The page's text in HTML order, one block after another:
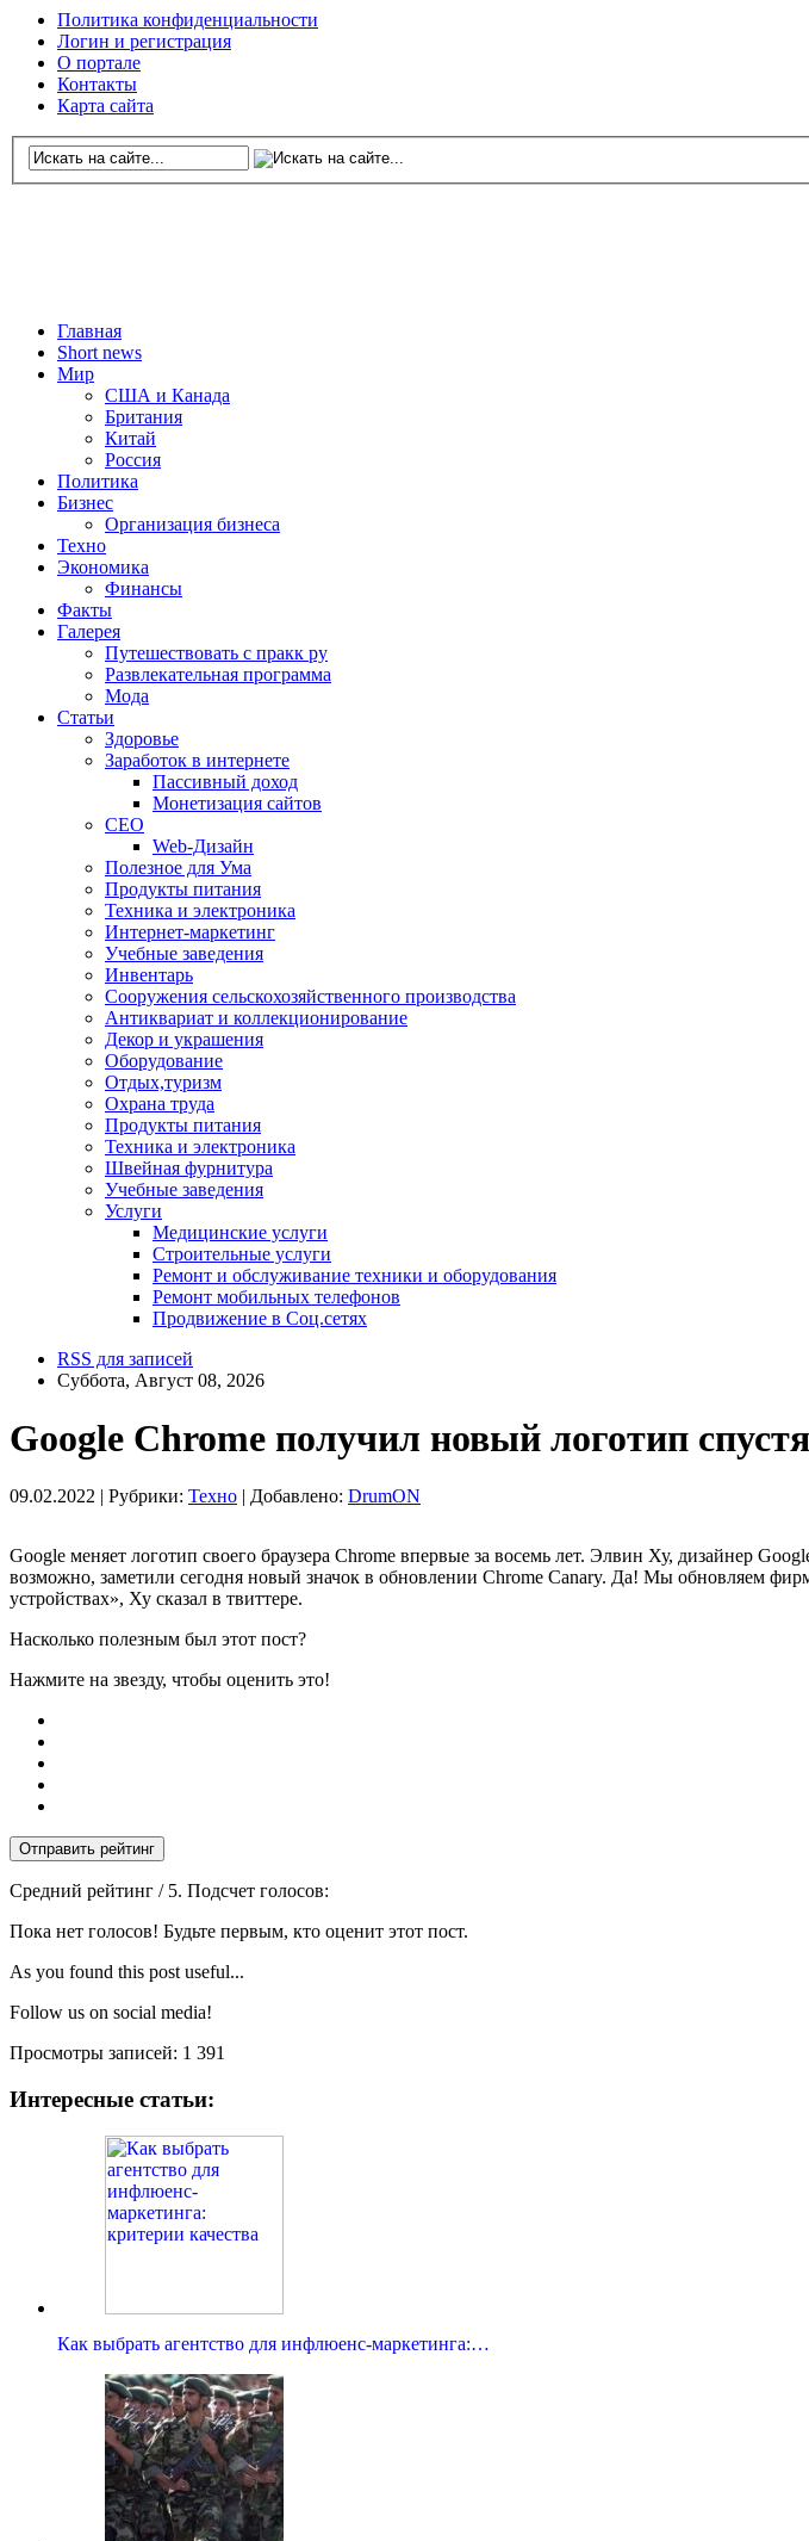
Политика конфиденциальности
Логин и регистрация
О портале
Контакты
Карта сайта
Главная
Short news
Мир
США и Канада
Британия
Китай
Россия
Политика
Бизнес
Организация бизнеса
Техно
Экономика
Финансы
Факты
Галерея
Путешествовать с пракк ру
Развлекательная программа
Мода
Статьи
Здоровье
Заработок в интернете
Пассивный доход
Монетизация сайтов
СЕО
Web-Дизайн
Полезное для Ума
Продукты питания
Техника и электроника
Интернет-маркетинг
Учебные заведения
Инвентарь
Cооружения сельскохозяйственного производства
Антиквариат и коллекционирование
Декор и украшения
Оборудование
Отдых,туризм
Охрана труда
Продукты питания
Техника и электроника
Швейная фурнитура
Учебные заведения
Услуги
Медицинские услуги
Строительные услуги
Ремонт и обслуживание техники и оборудования
Ремонт мобильных телефонов
Продвижение в Соц.сетях
RSS для записей
Суббота, Август 08, 2026
Google Chrome получил новый логотип
09.02.2022 | Рубрики: Техно Добавлено: DrumON
Google меняет логотип своего браузера Chrome впервые за восемь лет. Элвин Ху, дизайнер
возможно, заметили сегодня новый значок в обновлении Chrome Canary. Да! Мы обновляем
устройствах», Ху сказал в твиттере.
Насколько полезным был этот пост?
Нажмите на звезду, чтобы оценить это!
Отправить рейтинг
Средний рейтинг / 5. Подсчет голосов:
Пока нет голосов! Будьте первым, кто оценит этот пост.
As you found this post useful...
Follow us on social media!
Просмотры записей: 1 391
Интересные статьи:
Как выбрать агентство для инфлюенс-маркетинга:…